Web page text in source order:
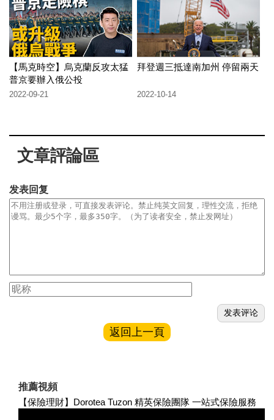
【馬克時空】烏克蘭反攻太猛
普京要辦入俄公投
2022-09-21
拜登週三抵達南加州 停留兩天
2022-10-14
文章評論區
发表回复
返回上一頁
推薦視頻
【保險理財】Dorotea Tuzon 精英保險團隊 一站式保險服務